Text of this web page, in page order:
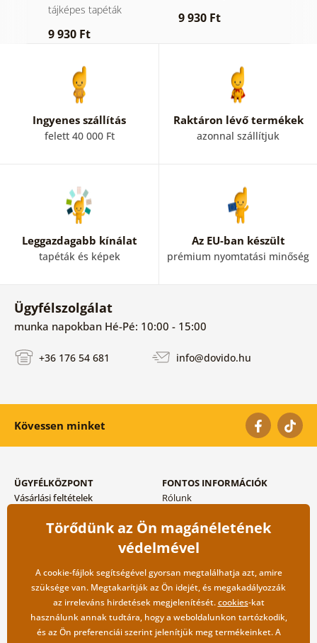
tájképes tapéták
9 930 Ft
9 930 Ft
Ingyenes szállítás
felett 40 000 Ft
Raktáron lévő termékek
azonnal szállítjuk
Leggazdagabb kínálat
tapéták és képek
Az EU-ban készült
prémium nyomtatási minőség
Ügyfélszolgálat
munka napokban Hé-Pé: 10:00 - 15:00
+36 176 54 681 info@dovido.hu
Kövessen minket
ÜGYFÉLKÖZPONT
Vásárlási feltételek
Szállítási és fizetési módok
FONTOS INFORMÁCIÓK
Rólunk
Blog
Kapcsolat
Nagykereskedelmi
együttműködés
Törődünk az Ön magánéletének
védelmével
A cookie-fájlok segítségével gyorsan megtalálhatja azt, amire
szüksége van. Megtakarítják az Ön idejét, és megakadályozzák
az irreleváns hirdetések megjelenítését.cookies-kat
használunk annak tudtára, hogy a weboldalunkon tartózkodik,
és az Ön preferenciái szerint jelenítjük meg termékeinket. A